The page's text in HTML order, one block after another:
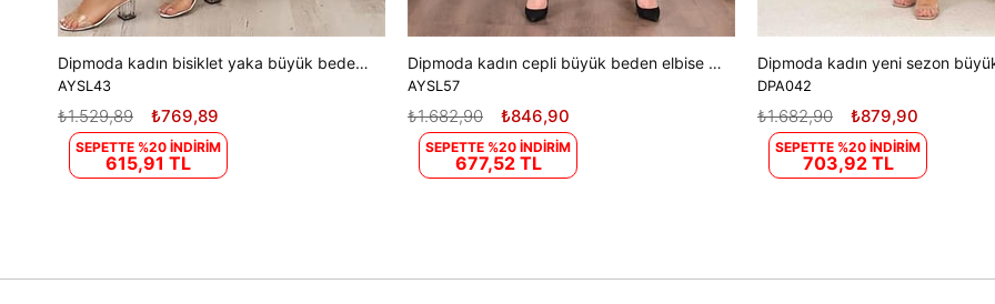
Dipmoda kadın bisiklet yaka büyük beden elbise DPAYSL43 - Mavi
AYSL43
₺769,89
₺1.529,89
SEPETTE %20 İNDİRİM
615,91 TL
Dipmoda kadın cepli büyük beden elbise DPAYSL57 - Mor
AYSL57
₺846,90
₺1.682,90
SEPETTE %20 İNDİRİM
677,52 TL
DPA042
₺879,90
₺1.682,90
SEPETTE %20 İNDİRİM
703,92 TL